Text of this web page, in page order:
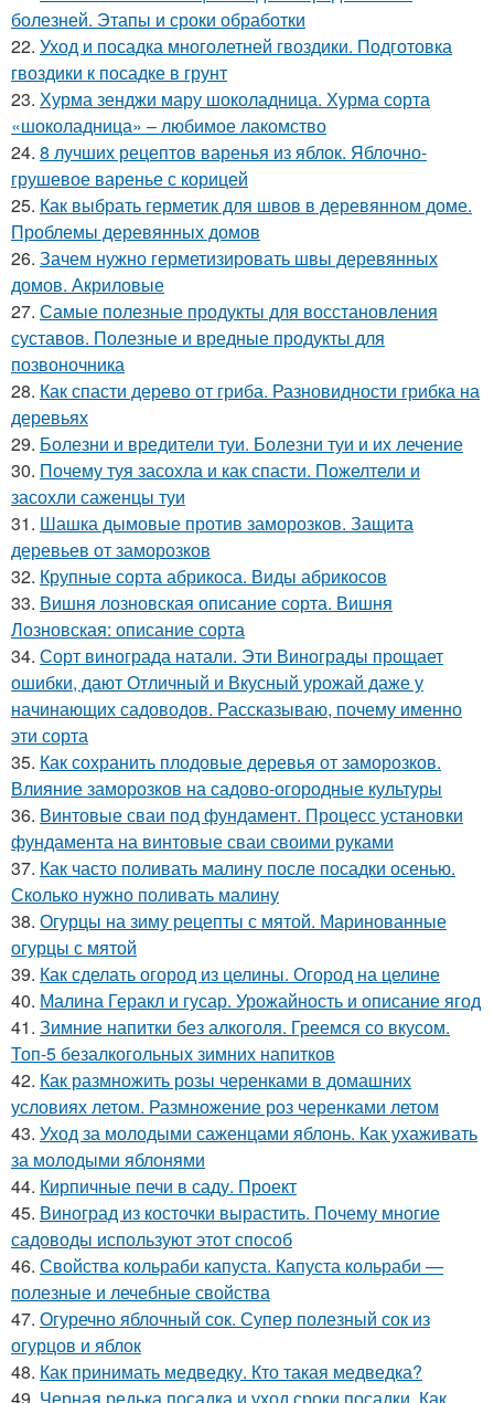
болезней. Этапы и сроки обработки
22. Уход и посадка многолетней гвоздики. Подготовка
гвоздики к посадке в грунт
23. Хурма зенджи мару шоколадница. Хурма сорта
«шоколадница» – любимое лакомство
24. 8 лучших рецептов варенья из яблок. Яблочно-
грушевое варенье с корицей
25. Как выбрать герметик для швов в деревянном доме.
Проблемы деревянных домов
26. Зачем нужно герметизировать швы деревянных
домов. Акриловые
27. Самые полезные продукты для восстановления
суставов. Полезные и вредные продукты для
позвоночника
28. Как спасти дерево от гриба. Разновидности грибка на
деревьях
29. Болезни и вредители туи. Болезни туи и их лечение
30. Почему туя засохла и как спасти. Пожелтели и
засохли саженцы туи
31. Шашка дымовые против заморозков. Защита
деревьев от заморозков
32. Крупные сорта абрикоса. Виды абрикосов
33. Вишня лозновская описание сорта. Вишня
Лозновская: описание сорта
34. Сорт винограда натали. Эти Винограды прощает
ошибки, дают Отличный и Вкусный урожай даже у
начинающих садоводов. Рассказываю, почему именно
эти сорта
35. Как сохранить плодовые деревья от заморозков.
Влияние заморозков на садово-огородные культуры
36. Винтовые сваи под фундамент. Процесс установки
фундамента на винтовые сваи своими руками
37. Как часто поливать малину после посадки осенью.
Сколько нужно поливать малину
38. Огурцы на зиму рецепты с мятой. Маринованные
огурцы с мятой
39. Как сделать огород из целины. Огород на целине
40. Малина Геракл и гусар. Урожайность и описание ягод
41. Зимние напитки без алкоголя. Греемся со вкусом.
Топ-5 безалкогольных зимних напитков
42. Как размножить розы черенками в домашних
условиях летом. Размножение роз черенками летом
43. Уход за молодыми саженцами яблонь. Как ухаживать
за молодыми яблонями
44. Кирпичные печи в саду. Проект
45. Виноград из косточки вырастить. Почему многие
садоводы используют этот способ
46. Свойства кольраби капуста. Капуста кольраби —
полезные и лечебные свойства
47. Огуречно яблочный сок. Супер полезный сок из
огурцов и яблок
48. Как принимать медведку. Кто такая медведка?